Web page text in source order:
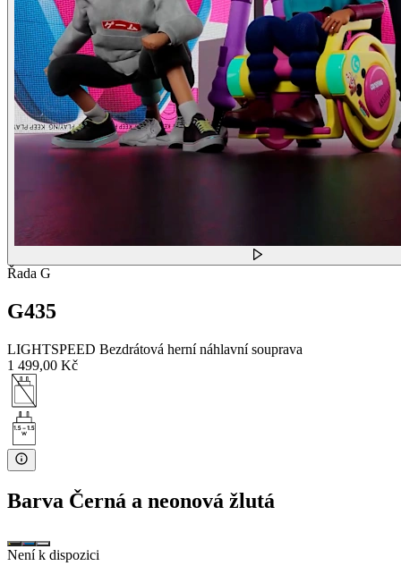
Řada G
G435
LIGHTSPEED Bezdrátová herní náhlavní souprava
1 499,00 Kč
Barva Černá a neonová žlutá
Není k dispozici